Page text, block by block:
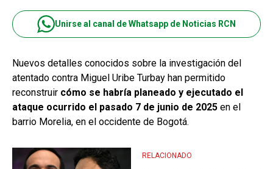
Unirse al canal de Whatsapp de Noticias RCN
Nuevos detalles conocidos sobre la investigación del
atentado contra Miguel Uribe Turbay han permitido
reconstruir cómo se habría planeado y ejecutado el
ataque ocurrido el pasado 7 de junio de 2025 en el
barrio Morelia, en el occidente de Bogotá.
RELACIONADO